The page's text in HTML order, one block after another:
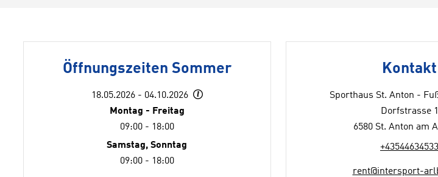
Öffnungszeiten Sommer
18.05.2026 - 04.10.2026
Montag - Freitag
09:00 - 18:00
Samstag, Sonntag
09:00 - 18:00
Kontakt
Sporthaus St. Anton -
Dorfstrasse 1
6580 St. Anton am
+43544634533
rent@intersport-